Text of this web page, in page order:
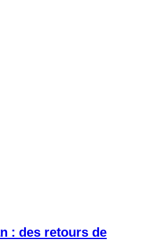
: des retours de